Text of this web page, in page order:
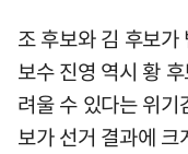
조 후보와 김 후보
보수 진영 역시 황
려울 수 있다는 위
보가 선거 결과에